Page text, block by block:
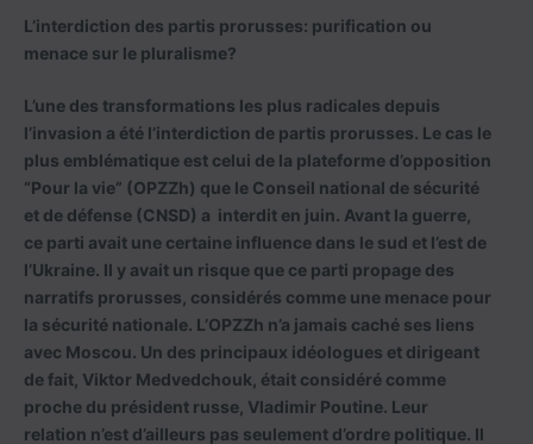
L’interdiction des partis prorusses: purification ou
menace sur le pluralisme?
L’une des transformations les plus radicales depuis
l’invasion a été l’interdiction de partis prorusses. Le cas le
plus emblématique est celui de la plateforme d’opposition
“Pour la vie” (OPZZh) que le Conseil national de sécurité
et de défense (CNSD) a interdit en juin. Avant la guerre,
ce parti avait une certaine influence dans le sud et l’est de
l’Ukraine. Il y avait un risque que ce parti propage des
narratifs prorusses, considérés comme une menace pour
la sécurité nationale. L’OPZZh n’a jamais caché ses liens
avec Moscou. Un des principaux idéologues et dirigeant
de fait, Viktor Medvedchouk, était considéré comme
proche du président russe, Vladimir Poutine. Leur
relation n’est d’ailleurs pas seulement d’ordre politique. Il